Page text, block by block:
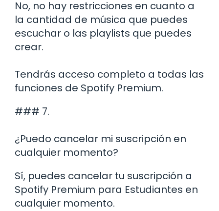
No, no hay restricciones en cuanto a
la cantidad de música que puedes
escuchar o las playlists que puedes
crear.
Tendrás acceso completo a todas las
funciones de Spotify Premium.
### 7.
¿Puedo cancelar mi suscripción en
cualquier momento?
Sí, puedes cancelar tu suscripción a
Spotify Premium para Estudiantes en
cualquier momento.